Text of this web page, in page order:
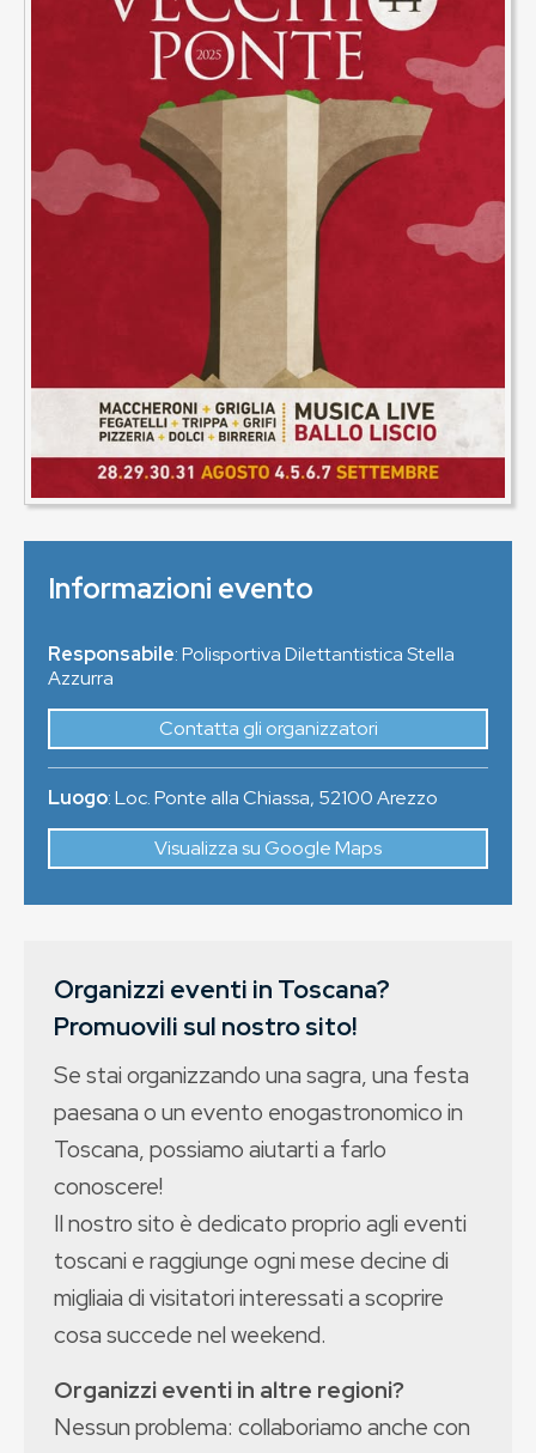
Informazioni evento
Responsabile: Polisportiva Dilettantistica Stella
Azzurra
Contatta gli organizzatori
Luogo:Loc. Ponte alla Chiassa, 52100Arezzo
Visualizza su Google Maps
Organizzi eventi in Toscana?
Promuovili sul nostro sito!
Se stai organizzando una sagra, una festa
paesana o un evento enogastronomico in
Toscana, possiamo aiutarti a farlo
conoscere!
Il nostro sito è dedicato proprio agli eventi
toscani e raggiunge ogni mese decine di
migliaia di visitatori interessati a scoprire
cosa succede nel weekend.
Organizzi eventi in altre regioni?
Nessun problema: collaboriamo anche con